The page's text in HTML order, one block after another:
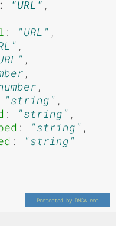
u
i
: URL
,
: URL
,
,
,
,
,
string
,
: string
,
: string
,
: string